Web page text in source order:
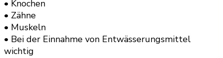
• Knochen
• Zähne
• Muskeln
• Bei der Einnahme von Entwässerungsmittel
wichtig